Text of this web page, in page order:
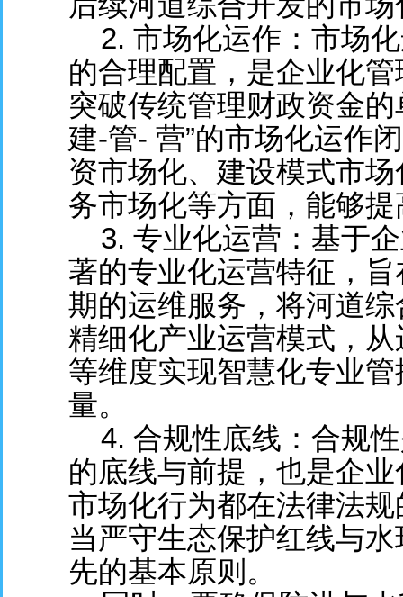
2. 市场化运作：市场
的合理配置，是企业化
突破传统管理财政资金
建-管- 营”的市场化运作
资市场化、建设模式市
务市场化等方面，能够
3. 专业化运营：基于
著的专业化运营特征，
期的运维服务，将河道
精细化产业运营模式，
等维度实现智慧化专业
量。
4. 合规性底线：合规
的底线与前提，也是企
市场化行为都在法律法
当严守生态保护红线与
先的基本原则。